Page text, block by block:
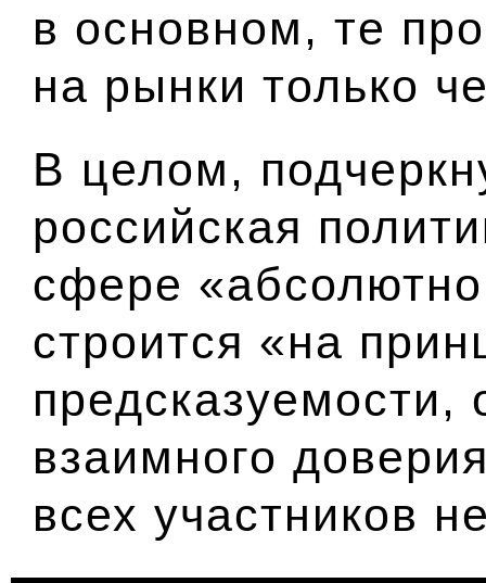
в основном, те
на рынки только
В целом,
российская
сфере
строится «на
предсказуемости,
взаимного
всех участников